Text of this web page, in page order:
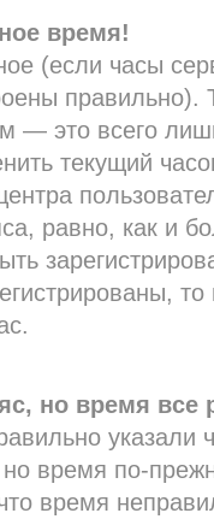
время!
(если часы
правильно).
— это всего
текущий
равно, как и
но время все
указали
время по-
время